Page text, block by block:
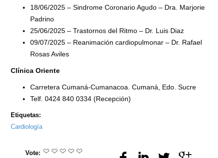
18/06/2025 – Sindrome Coronario Agudo – Dra. Marjorie
Padrino
25/06/2025 – Trastornos del Ritmo – Dr. Luis Diaz
09/07/2025 – Reanimación cardiopulmonar – Dr. Rafael
Rosas Aviles
Clínica Oriente
Carretera Cumaná-Cumanacoa. Cumaná, Edo. Sucre
Telf. 0424 840 0334 (Recepción)
Etiquetas:
Cardiología
Vote: